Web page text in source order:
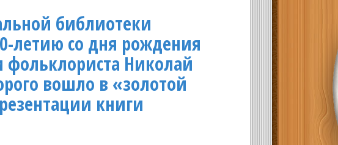
библиотеки
летию со дня рождения
фольклориста Николай
вошло в «золотой
книги